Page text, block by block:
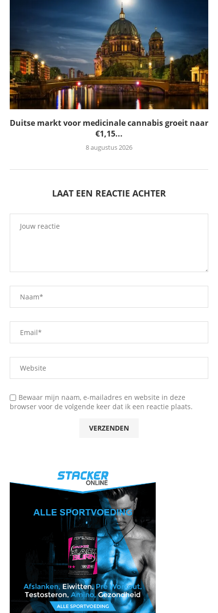
Duitse markt voor medicinale cannabis groeit naar
€1,15...
8 augustus 2026
LAAT EEN REACTIE ACHTER
Bewaar mijn naam, e-mailadres en website in deze
browser voor de volgende keer dat ik een reactie plaats.